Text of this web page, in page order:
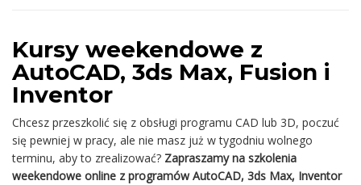
Kursy weekendowe z
AutoCAD, 3ds Max, Fusion i
Inventor
Chcesz przeszkolić się z obsługi programu CAD lub 3D, poczuć
się pewniej w pracy, ale nie masz już w tygodniu wolnego
terminu, aby to zrealizować? Zapraszamy na szkolenia
weekendowe online z programów AutoCAD, 3ds Max, Inventor